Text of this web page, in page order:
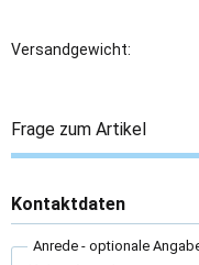
Versandgewicht:
Frage zum Artikel
Kontaktdaten
Anrede - optionale